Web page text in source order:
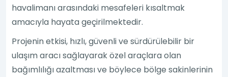
havalimanı arasındaki mesafeleri kısaltmak
amacıyla hayata geçirilmektedir.
Projenin etkisi, hızlı, güvenli ve sürdürülebilir bir
ulaşım aracı sağlayarak özel araçlara olan
bağımlılığı azaltması ve böylece bölge sakinlerinin